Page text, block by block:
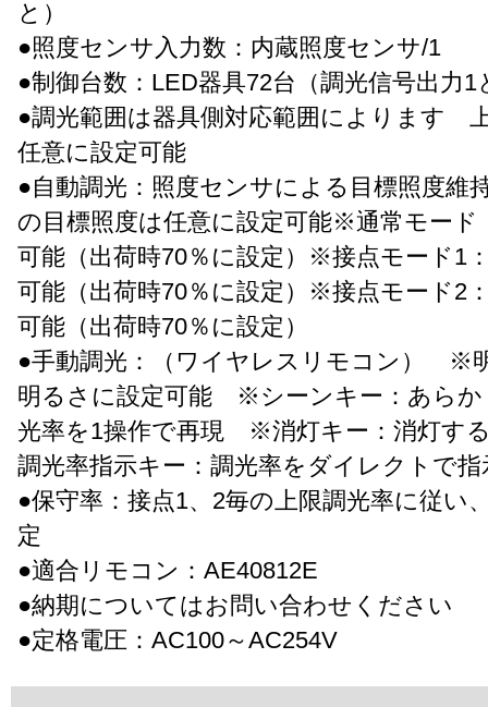
と）
●照度センサ入力数：内蔵照度センサ/1
●制御台数：LED器具72台（調光信号出力1
●調光範囲は器具側対応範囲によります
任意に設定可能
●自動調光：照度センサによる目標照度維
の目標照度は任意に設定可能※通常モード
可能（出荷時70％に設定）※接点モード1
可能（出荷時70％に設定）※接点モード2
可能（出荷時70％に設定）
●手動調光：（ワイヤレスリモコン） ※
明るさに設定可能 ※シーンキー：あらか
光率を1操作で再現 ※消灯キー：消灯
調光率指示キー：調光率をダイレクトで
●保守率：接点1、2毎の上限調光率に従い
定
●適合リモコン：AE40812E
●納期についてはお問い合わせください
●定格電圧：AC100～AC254V